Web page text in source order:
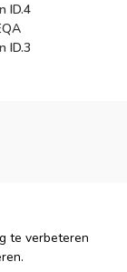
ID.4
ID.3
te verbeteren